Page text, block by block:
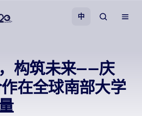
中
构筑未来——庆
在全球南部大学